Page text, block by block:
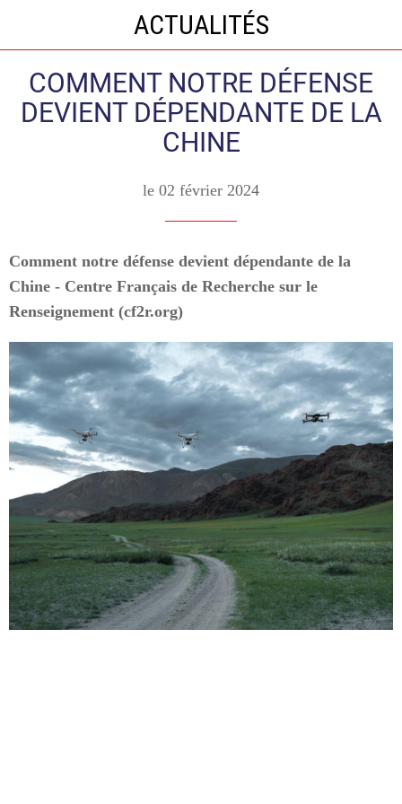
ACTUALITÉS
COMMENT NOTRE DÉFENSE
DEVIENT DÉPENDANTE DE LA
CHINE
le 02 février 2024
Comment notre défense devient dépendante de la
Chine - Centre Français de Recherche sur le
Renseignement (cf2r.org)